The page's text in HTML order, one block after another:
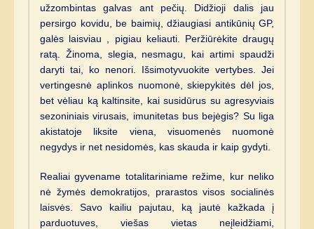
užzombintas galvas ant pečių. Didžioji dalis jau
persirgo kovidu, be baimių, džiaugiasi antikūnių GP,
galės laisviau , pigiau keliauti. Peržiūrėkite draugų
ratą. Žinoma, slegia, nesmagu, kai artimi spaudži
daryti tai, ko nenori. Išsimotyvuokite vertybes. Jei
vertingesnė aplinkos nuomonė, skiepykitės dėl jos,
bet vėliau ką kaltinsite, kai susidūrus su agresyviais
sezoniniais virusais, imunitetas bus bejėgis? Su liga
akistatoje liksite viena, visuomenės nuomonė
negydys ir net nesidomės, kas skauda ir kaip gydyti.
Realiai gyvename totalitariniame režime, kur neliko
nė žymės demokratijos, prarastos visos socialinės
laisvės. Savo kailiu pajutau, ką jautė kažkada į
parduotuves, viešas vietas neįleidžiami,